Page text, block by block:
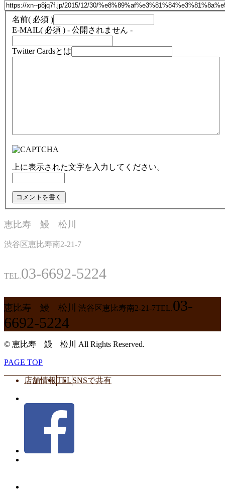
名前( 必須 )
E-MAIL( 必須 ) - 公開されません -
Twitter Cardsとは
上に表示された文字を入力してください。
恵比寿 鰻 松川
渋谷区恵比寿南2-21-7
TEL.03-6692-5224
恵比寿 鰻 松川 渋谷区恵比寿南2-21-7TEL.03-
6692-5224
© 恵比寿 鰻 松川 All Rights Reserved.
PAGE TOP
店舗情報TELSNSで共有